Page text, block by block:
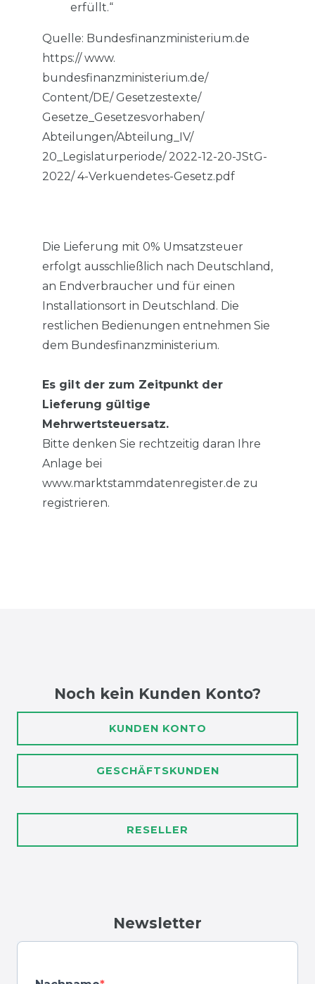
erfüllt.“
Quelle: Bundesfinanzministerium.de
https:// www.
bundesfinanzministerium.de/
Content/DE/ Gesetzestexte/
Gesetze_Gesetzesvorhaben/
Abteilungen/Abteilung_IV/
20_Legislaturperiode/ 2022-12-20-JStG-
2022/ 4-Verkuendetes-Gesetz.pdf
Die Lieferung mit 0% Umsatzsteuer
erfolgt ausschließlich nach Deutschland,
an Endverbraucher und für einen
Installationsort in Deutschland. Die
restlichen Bedienungen entnehmen Sie
dem Bundesfinanzministerium.
Es gilt der zum Zeitpunkt der
Lieferung gültige
Mehrwertsteuersatz.
Bitte denken Sie rechtzeitig daran Ihre
Anlage bei
www.marktstammdatenregister.de zu
registrieren.
Noch kein Kunden Konto?
KUNDEN KONTO
GESCHÄFTSKUNDEN
RESELLER
Newsletter